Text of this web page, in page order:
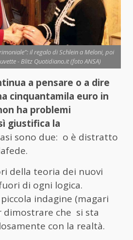
il regalo di Schlein a Meloni, poi
- Blitz Quotidiano.it (foto ANSA)
a pensare o a dire
cinquantamila euro in
ha problemi
giustifica la
sono due: o è distratto
della teoria dei nuovi
di ogni logica.
indagine (magari
dimostrare che si sta
con la realtà.